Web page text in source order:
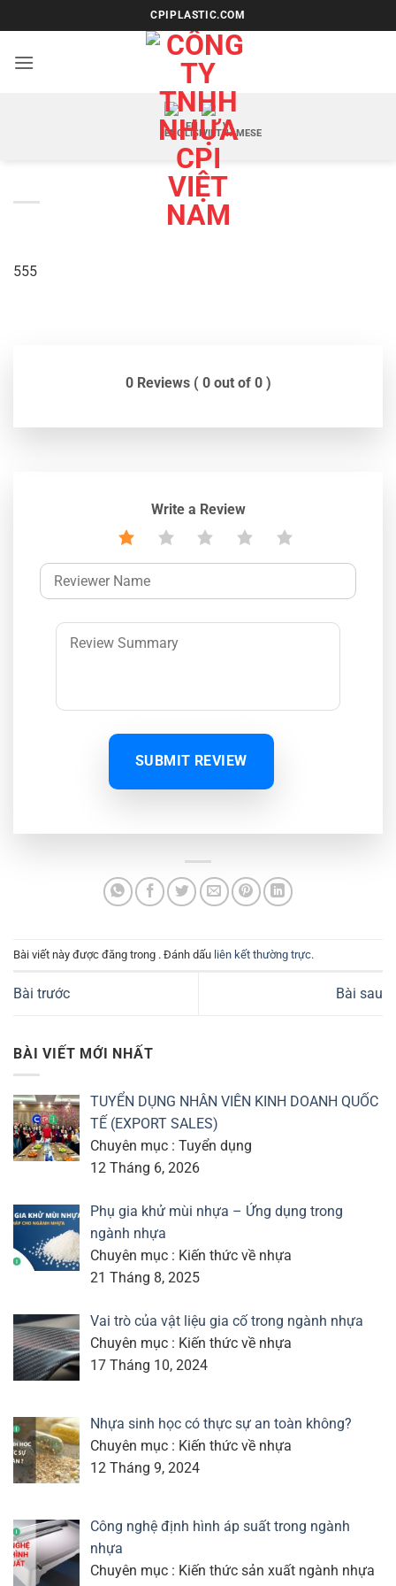
qua
nội
CPIPLASTIC.COM
EN VI
555
0 Reviews ( 0 out of 0 )
Write a Review
SUBMIT REVIEW
Bài viết này được đăng trong . Đánh dấu liên kết thường trực.
Bài trước Bài sau
BÀI VIẾT MỚI NHẤT
TUYỂN DỤNG NHÂN VIÊN KINH DOANH QUỐC
TẾ (EXPORT SALES)
Chuyên mục : Tuyển dụng
12 Tháng 6, 2026
Phụ gia khử mùi nhựa – Ứng dụng trong
ngành nhựa
Chuyên mục : Kiến thức về nhựa
21 Tháng 8, 2025
Vai trò của vật liệu gia cố trong ngành nhựa
Chuyên mục : Kiến thức về nhựa
17 Tháng 10, 2024
Nhựa sinh học có thực sự an toàn không?
Chuyên mục : Kiến thức về nhựa
12 Tháng 9, 2024
Công nghệ định hình áp suất trong ngành
nhựa
Chuyên mục : Kiến thức sản xuất ngành nhựa